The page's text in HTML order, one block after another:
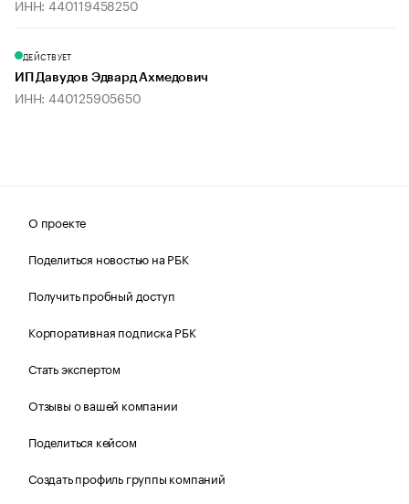
ИНН: 440119458250
ДЕЙСТВУЕТ
ИП Давудов Эдвард Ахмедович
ИНН: 440125905650
О проекте
Поделиться новостью на РБК
Получить пробный доступ
Корпоративная подписка РБК
Стать экспертом
Отзывы о вашей компании
Поделиться кейсом
Создать профиль группы компаний